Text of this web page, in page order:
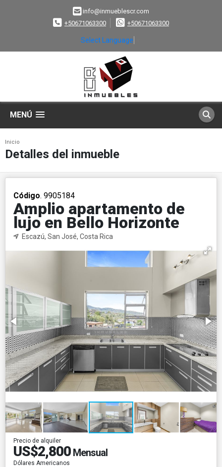
info@inmueblescr.com
+50671063300
+50671063300
Select Language
MENÚ
Inicio
Detalles del inmueble
Código. 9905184
Amplio apartamento de
lujo en Bello Horizonte
Escazú, San José, Costa Rica
Precio de alquiler
US$2,800 Mensual
Dólares Americanos